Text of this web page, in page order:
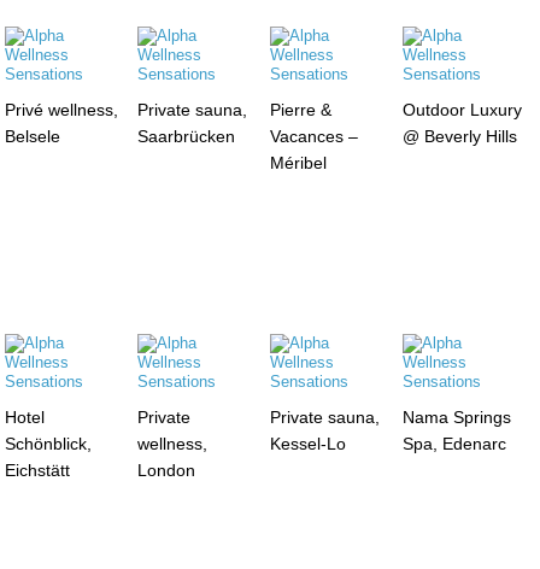
Privé wellness,
Belsele
Private sauna,
Saarbrücken
Pierre &
Vacances –
Méribel
Outdoor Luxury
@ Beverly Hills
Hotel
Schönblick,
Eichstätt
Private
wellness,
London
Private sauna,
Kessel-Lo
Nama Springs
Spa, Edenarc